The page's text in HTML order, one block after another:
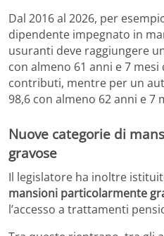
Dal 2016 al 2026, per
dipendente impegnato in
usuranti deve raggiungere
con almeno 61 anni e 7 mesi
contributi, mentre per un
98,6 con almeno 62 anni e 7
Nuove categorie di
gravose
Il legislatore ha inoltre
mansioni particolarmente
l’accesso a trattamenti